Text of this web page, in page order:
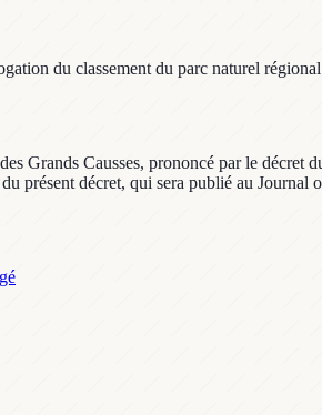
du classement du parc naturel
Grands Causses, prononcé par le
présent décret, qui sera publié au Journal